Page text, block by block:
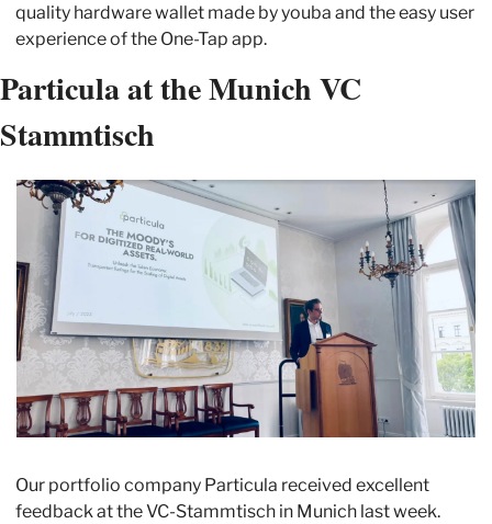
quality hardware wallet made by youba and the easy user
experience of the One-Tap app.
Particula at the Munich VC
Stammtisch
Our portfolio company Particula received excellent
feedback at the VC-Stammtisch in Munich last week.